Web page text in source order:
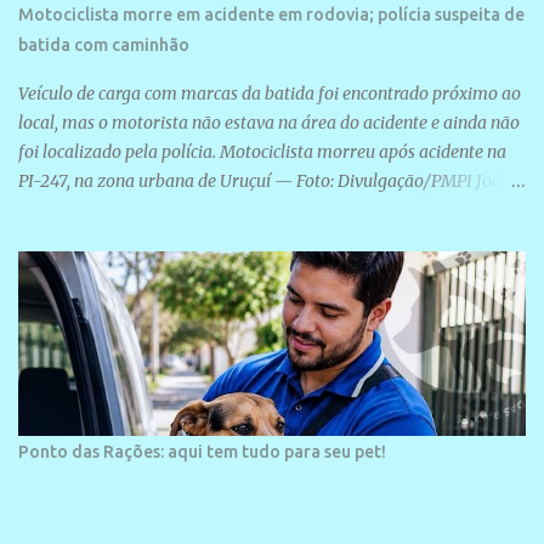
Motociclista morre em acidente em rodovia; polícia suspeita de
batida com caminhão
Veículo de carga com marcas da batida foi encontrado próximo ao
local, mas o motorista não estava na área do acidente e ainda não
foi localizado pela polícia. Motociclista morreu após acidente na
PI-247, na zona urbana de Uruçuí — Foto: Divulgação/PMPI João
A Polícia Militar informou que um caminhão com marcas de
colisão foi encontrado próximo ao local. Segundo o 10º Batalhão
da Polícia Militar (10º BPM), a equipe foi acionada por volta das 6h
para atender à ocorrência. Material de referência geográfica Ao
chegar ao local, os policiais constataram a morte do motociclista e
encontraram um caminhão com marcas da colisão próximo à área
do acidente. O motorista do veículo não estava no local. Até a
Ponto das Rações: aqui tem tudo para seu pet!